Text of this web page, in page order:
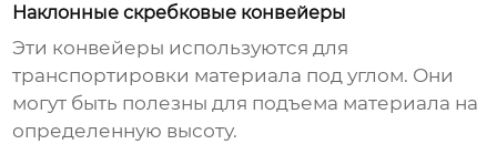
Наклонные скребковые конвейеры
Эти конвейеры используются для
транспортировки материала под углом. Они
могут быть полезны для подъема материала на
определенную высоту.